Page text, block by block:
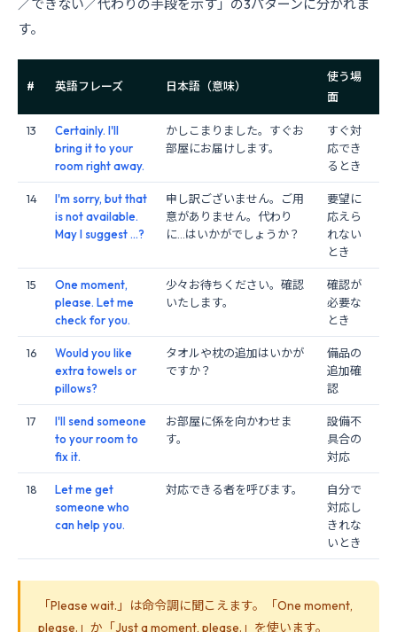
／できない／代わりの手段を示す」の3パターンに分かれま
す。
# 英語フレーズ 日本語（意味）
使う場
面
13
Certainly. I'll
bring it to your
room right away.
かしこまりました。すぐお
部屋にお届けします。
すぐ対
応でき
るとき
14
I'm sorry, but that
is not available.
May I suggest ...?
申し訳ございません。ご用
意がありません。代わり
に…はいかがでしょうか？
要望に
応えら
れない
とき
15
One moment,
please. Let me
check for you.
少々お待ちください。確認
いたします。
確認が
必要な
とき
16
Would you like
extra towels or
pillows?
タオルや枕の追加はいかが
ですか？
備品の
追加確
認
17
I'll send someone
to your room to
fix it.
お部屋に係を向かわせま
す。
設備不
具合の
対応
18
Let me get
someone who
can help you.
対応できる者を呼びます。
自分で
対応し
きれな
いとき
「Please wait.」は命令調に聞こえます。「One moment,
please.」か「Just a moment, please.」を使います。